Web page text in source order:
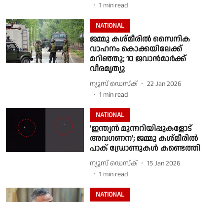
1 min read
NATIONAL
ജമ്മു കശ്മീരിൽ സൈനിക
വാഹനം കൊക്കയിലേക്ക്
മറിഞ്ഞു; 10 ജവാൻമാർക്ക്
വീരമൃത്യു
ന്യൂസ് ഡെസ്ക്
22 Jan 2026
1 min read
NATIONAL
'ഇന്ത്യൻ മുന്നറിയിപ്പുകളോട്
അവഗണന'; ജമ്മു കശ്മീരിൽ
പാക് ഡ്രോണുകൾ കണ്ടെത്തി
ന്യൂസ് ഡെസ്ക്
15 Jan 2026
1 min read
NATIONAL